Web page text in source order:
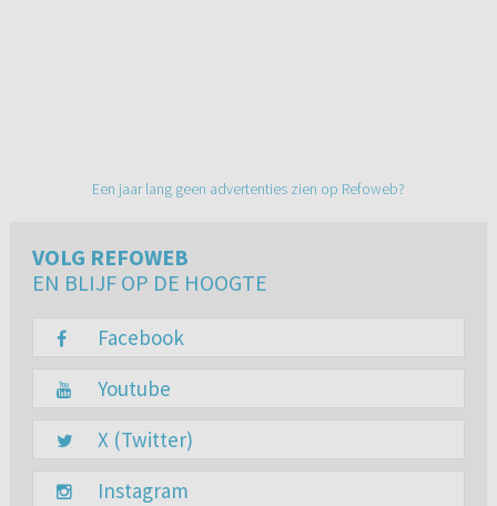
Een jaar lang geen advertenties zien op Refoweb?
VOLG REFOWEB
EN BLIJF OP DE HOOGTE
Facebook
Youtube
X (Twitter)
Instagram